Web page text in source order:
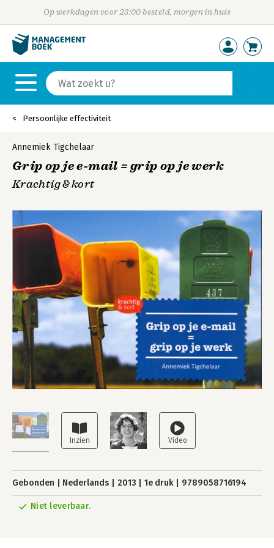
Op werkdagen voor 23:00 besteld, morgen in huis
Persoonlijke effectiviteit
Annemiek Tigchelaar
Grip op je e-mail = grip op je werk
Krachtig & kort
Gebonden Nederlands 2013 1e druk 9789058716194
Niet leverbaar.